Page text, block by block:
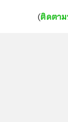
(ติดตาม